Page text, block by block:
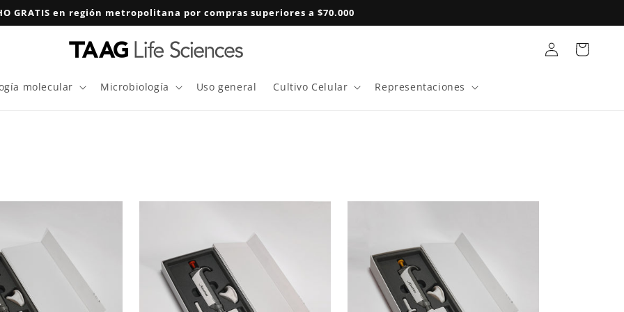
GRATIS en región metropolitana por compras superiores a $70.000
molecular Microbiología Uso general Cultivo Celular Representaciones
Iniciar
sesión
Carrito